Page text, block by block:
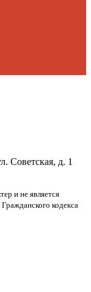
Советская, д. 1
и не является
кодекса